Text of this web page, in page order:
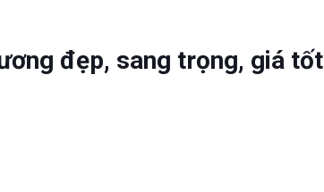
đẹp, sang trọng, giá tốt